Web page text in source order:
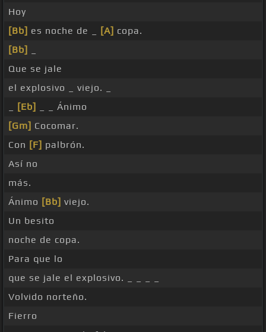
Hoy
[Bb] es noche de _ [A] copa.
[Bb]
Que se jale
el explosivo _ viejo. _
[Eb]
_ _ Ánimo
[Gm] Cocomar.
Con [F] palbrón.
Así no
más.
Ánimo [Bb] viejo.
Un besito
noche de copa.
Para que lo
que se jale el explosivo. _ _ _ _
Volvido norteño.
Fierro